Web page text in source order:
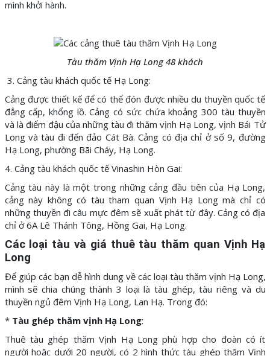
mình khởi hành.
Tàu thăm Vịnh Hạ Long 48 khách
3. Cảng tàu khách quốc tế Hạ Long:
Cảng được thiết kế để có thể đón được nhiều du thuyền quốc tế
đẳng cấp, khổng lồ. Cảng có sức chứa khoảng 300 tàu thuyền
và là điểm đậu của những tàu đi thăm vịnh Hạ Long, vịnh Bái Tử
Long và tàu đi đến đảo Cát Bà. Cảng có địa chỉ ở số 9, đường
Hạ Long, phường Bãi Cháy, Hạ Long.
4. Cảng tàu khách quốc tế Vinashin Hòn Gai:
Cảng tàu này là một trong những cảng đầu tiên của Hạ Long,
cảng này không có tàu tham quan Vịnh Hạ Long mà chỉ có
những thuyền đi câu mực đêm sẽ xuất phát từ đây. Cảng có địa
chỉ ở 6A Lê Thánh Tông, Hồng Gai, Hạ Long.
Các loại tàu và giá thuê tàu thăm quan Vịnh Hạ
Long
Để giúp các bạn dễ hình dung về các loại tàu thăm vịnh Hạ Long,
mình sẽ chia chúng thành 3 loại là tàu ghép, tàu riêng và du
thuyền ngủ đêm Vịnh Hạ Long, Lan Hạ. Trong đó:
* Tàu ghép thăm vịnh Hạ Long:
Thuê tàu ghép thăm Vịnh Hạ Long phù hợp cho đoàn có ít
người hoặc dưới 20 người, có 2 hình thức tàu ghép thăm Vịnh